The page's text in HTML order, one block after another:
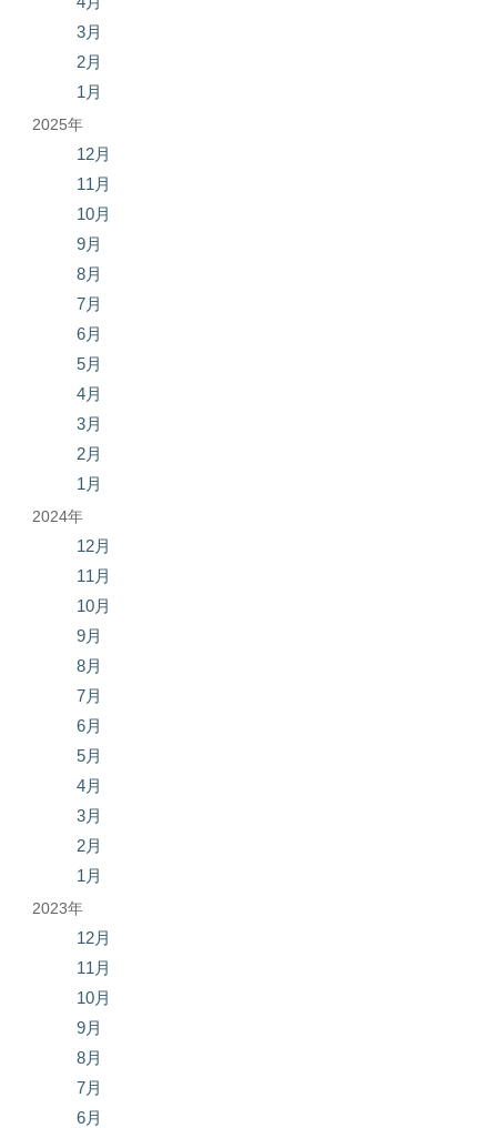
3月
2月
1月
2025年
12月
11月
10月
9月
8月
7月
6月
5月
4月
3月
2月
1月
2024年
12月
11月
10月
9月
8月
7月
6月
5月
4月
3月
2月
1月
2023年
12月
11月
10月
9月
8月
7月
6月